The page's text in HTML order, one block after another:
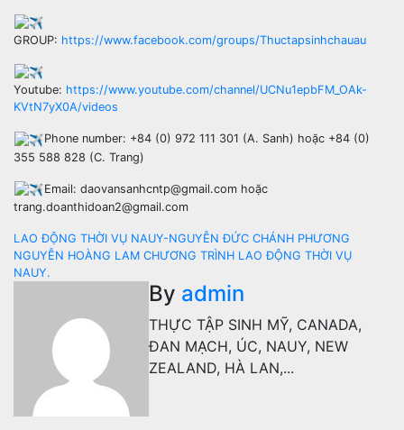
GROUP: https://www.facebook.com/groups/Thuctapsinhchauau
Youtube: https://www.youtube.com/channel/UCNu1epbFM_OAk-
KVtN7yX0A/videos
Phone number: +84 (0) 972 111 301 (A. Sanh) hoặc +84 (0)
355 588 828 (C. Trang)
Email: daovansanhcntp@gmail.com hoặc
trang.doanthidoan2@gmail.com
Điều
hướng
viết
LAO ĐỘNG THỜI VỤ NAUY-NGUYỄN ĐỨC CHÁNH PHƯƠNG
NGUYỄN HOÀNG LAM CHƯƠNG TRÌNH LAO ĐỘNG THỜI VỤ
NAUY.
By admin
THỰC TẬP SINH MỸ, CANADA,
ĐAN MẠCH, ÚC, NAUY, NEW
ZEALAND, HÀ LAN,...